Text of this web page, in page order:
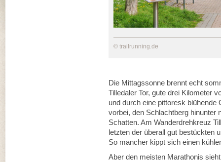
© trailrunning.de
Die Mittagssonne brennt echt
Tilledaler Tor, gute drei Kilometer
und durch eine pittoresk
vorbei, den Schlachtberg hinunter
Schatten. Am Wanderdrehkreuz
letzten der überall gut bestückten
So mancher kippt sich einen
Aber den meisten Marathonis